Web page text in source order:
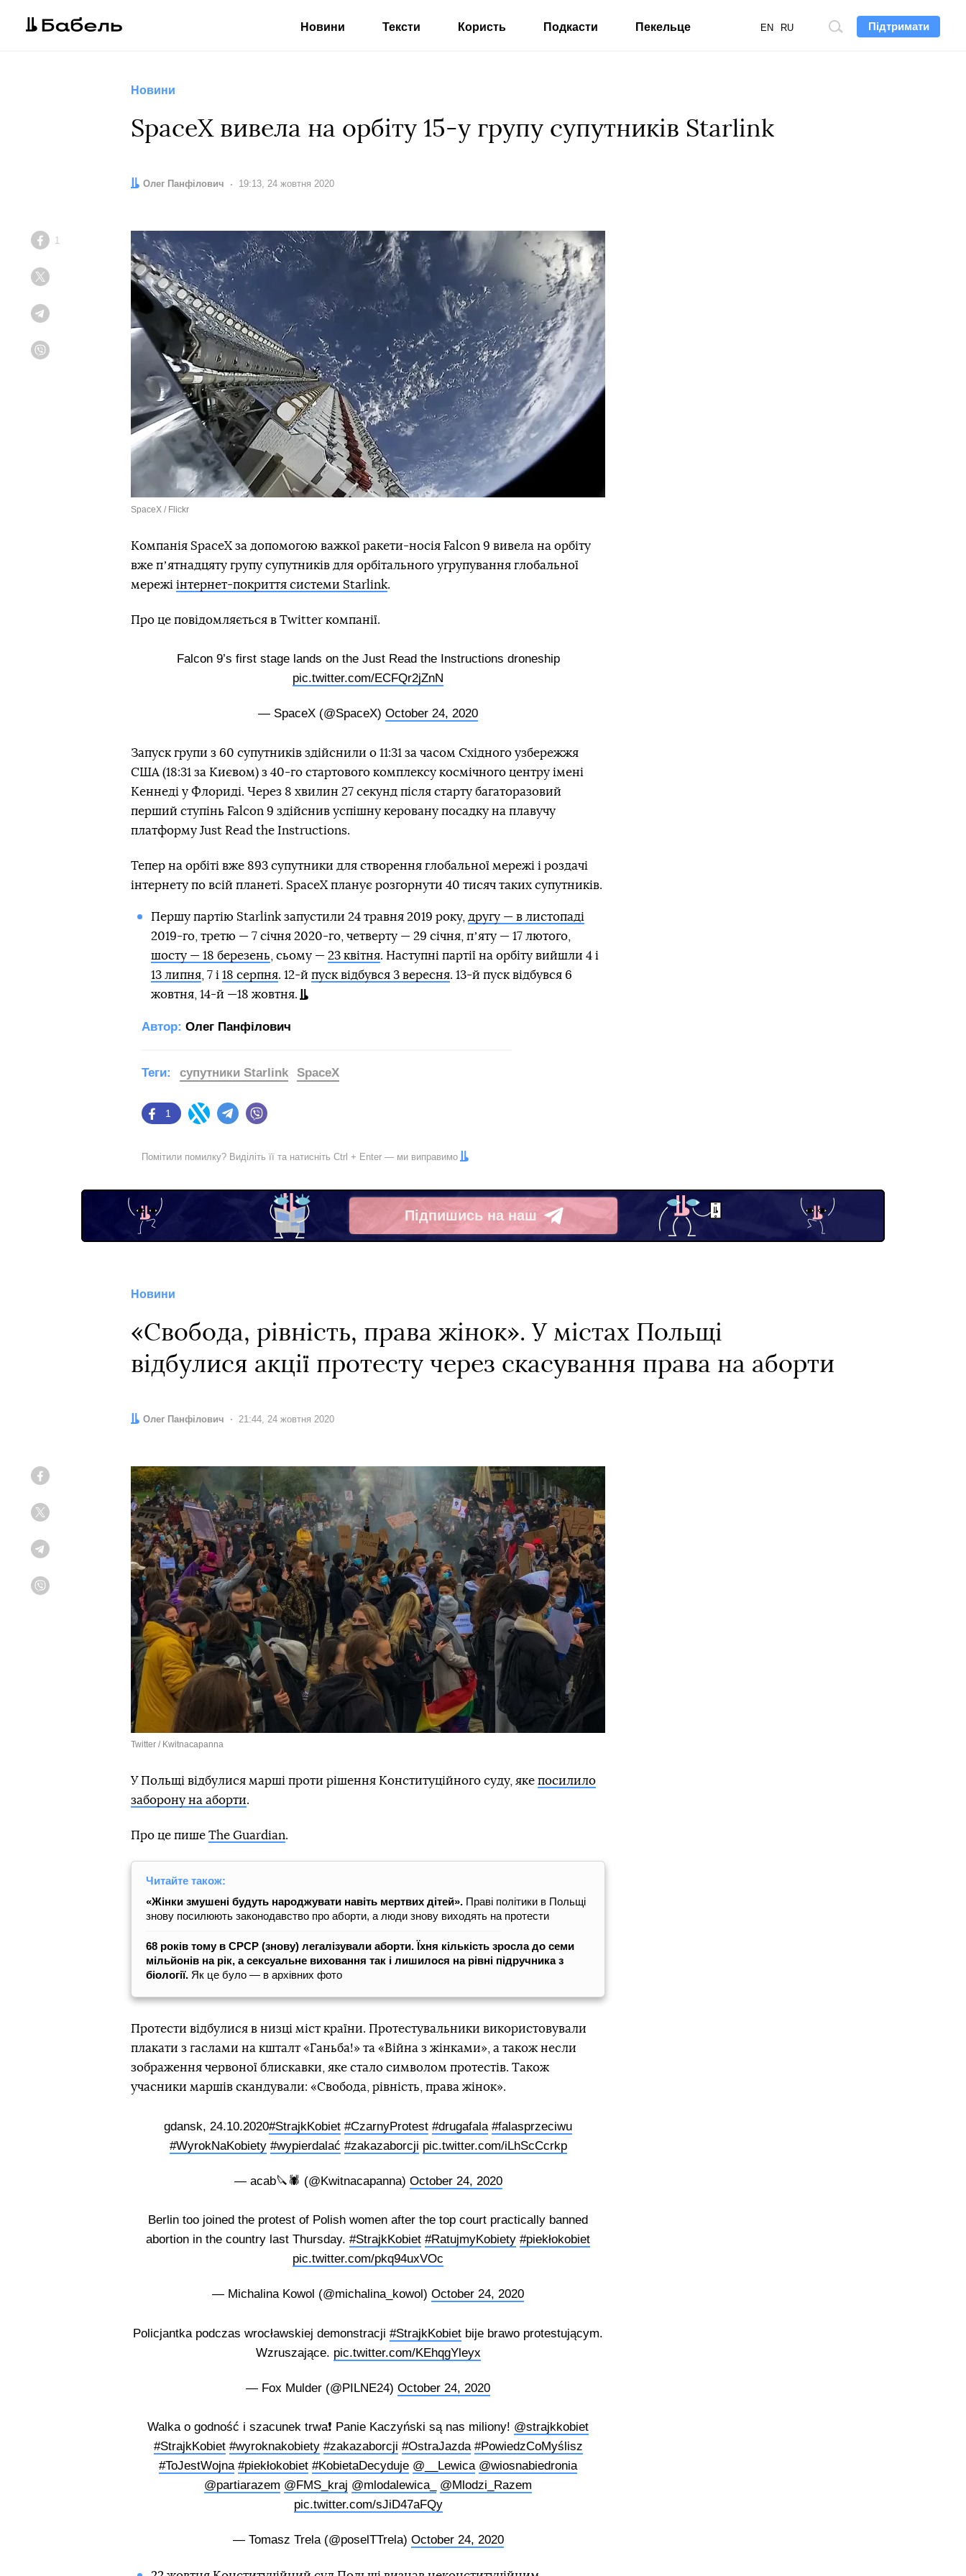
Підтримати
Пошук
EN RU
Новини Тексти Користь Подкасти Пекельце
Новини
SpaceX вивела на орбіту 15-у групу супутників Starlink
Автор:
Олег Панфілович Дата:
19:13, 24 жовтня 2020
SpaceX / Flickr
Facebook
1
Компанія SpaceX за допомогою важкої ракети-носія Falcon 9 вивела на орбіту
вже пʼятнадцяту групу супутників для орбітального угрупування глобальної
мережі інтернет-покриття системи Starlink.
Про це повідомляється в Twitter компанії.
Falcon 9’s first stage lands on the Just Read the Instructions droneship
pic.twitter.com/ECFQr2jZnN
— SpaceX (@SpaceX) October 24, 2020
Запуск групи з 60 супутників здійснили о 11:31 за часом Східного узбережжя
США (18:31 за Києвом) з 40-го стартового комплексу космічного центру імені
Кеннеді у Флориді. Через 8 хвилин 27 секунд після старту багаторазовий
перший ступінь Falcon 9 здійснив успішну керовану посадку на плавучу
платформу Just Read the Instructions.
Тепер на орбіті вже 893 супутники для створення глобальної мережі і роздачі
інтернету по всій планеті. SpaceX планує розгорнути 40 тисяч таких супутників.
Першу партію Starlink запустили 24 травня 2019 року, другу — в листопаді
2019-го, третю — 7 січня 2020-го, четверту — 29 січня, пʼяту — 17 лютого,
шосту — 18 березень , сьому — 23 квітня. Наступні партії на орбіту вийшли 4 і
13 липня, 7 і 18 серпня. 12-й пуск відбувся 3 вересня. 13-й пуск відбувся 6
жовтня, 14-й —18 жовтня.
Автор: Олег Панфілович
Facebook
1
Twitter Telegram
Теги: супутники Starlink SpaceX
Помітили помилку? Виділіть її та натисніть Ctrl + Enter — ми виправимо
Підпишись на наш
Telegram
Новини
«Свобода, рівність, права жінок». У містах Польщі
відбулися акції протесту через скасування права на аборти
Автор:
Олег Панфілович Дата:
21:44, 24 жовтня 2020
Twitter / Kwitnacapanna
У Польщі відбулися марші проти рішення Конституційного суду, яке посилило
заборону на аборти.
Про це пише The Guardian.
Читайте також:
«Жінки змушені будуть народжувати навіть мертвих дітей». Праві політики в Польщі
знову посилюють законодавство про аборти, а люди знову виходять на протести
68 років тому в СРСР (знову) легалізували аборти. Їхня кількість зросла до семи
мільйонів на рік, а сексуальне виховання так і лишилося на рівні підручника з
біології. Як це було — в архівних фото
Протести відбулися в низці міст країни. Протестувальники використовували
плакати з гаслами на кшталт «Ганьба!» та «Війна з жінками», а також несли
зображення червоної блискавки, яке стало символом протестів. Також
учасники маршів скандували: «Свобода, рівність, права жінок».
gdansk, 24.10.2020#StrajkKobiet #CzarnyProtest #drugafala #falasprzeciwu
#WyrokNaKobiety #wypierdalać #zakazaborcji pic.twitter.com/iLhScCcrkp
— acab🔪🕷 (@Kwitnacapanna) October 24, 2020
Berlin too joined the protest of Polish women after the top court practically banned
abortion in the country last Thursday. #StrajkKobiet #RatujmyKobiety #piekłokobiet
pic.twitter.com/pkq94uxVOc
— Michalina Kowol (@michalina_kowol) October 24, 2020
Policjantka podczas wrocławskiej demonstracji #StrajkKobiet bije brawo protestującym.
Wzruszające. pic.twitter.com/KEhqgYleyx
— Fox Mulder (@PILNE24) October 24, 2020
Walka o godność i szacunek trwa❗️ Panie Kaczyński są nas miliony! @strajkkobiet
#StrajkKobiet #wyroknakobiety #zakazaborcji #OstraJazda #PowiedzCoMyślisz
#ToJestWojna #piekłokobiet #KobietaDecyduje @__Lewica @wiosnabiedronia
@partiarazem @FMS_kraj @mlodalewica_
@Mlodzi_Razem
pic.twitter.com/sJiD47aFQy
— Tomasz Trela (@poselTTrela) October 24, 2020